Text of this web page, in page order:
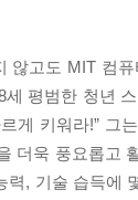
않고도 MIT 컴
세 평범한 청년
게 키워라!” 그
더욱 풍요롭고
력, 기술 습득에